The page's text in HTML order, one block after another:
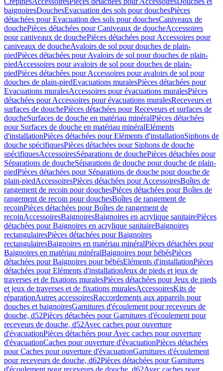
baignoiresDouchesEvacuation des sols pour douchesPièces
détachées pour Evacuation des sols pour douchesCaniveaux de
douchePièces détachées pour Caniveaux de doucheAccessoires
pour caniveaux de douchePièces détachées pour Accessoires pour
caniveaux de doucheAvaloirs de sol pour douches de plain-
piedPièces détachées pour Avaloirs de sol pour douches de plain-
piedAccessoires pour avaloirs de sol pour douches de plain-
piedPièces détachées pour Accessoires pour avaloirs de sol pour
douches de plain-piedEvacuations muralesPièces détachées pour
Evacuations muralesAccessoires pour évacuations muralesPièces
détachées pour Accessoires pour évacuations muralesReceveurs et
surfaces de douchePièces détachées pour Receveurs et surfaces de
doucheSurfaces de douche en matériau minéralPièces détachées
pour Surfaces de douche en matériau minéralEléments
d'installationPièces détachées pour Eléments d'installationSiphons de
douche spécifiquesPièces détachées pour Siphons de douche
spécifiquesAccessoiresSéparations de douchePièces détachées pour
Séparations de doucheSéparations de douche pour douche de plain-
piedPièces détachées pour Séparations de douche pour douche de
plain-piedAccessoiresPièces détachées pour AccessoiresBoîtes de
rangement de recoin pour douchesPièces détachées pour Boîtes de
rangement de recoin pour douchesBoîtes de rangement de
recoinPièces détachées pour Boîtes de rangement de
recoinAccessoiresBaignoiresBaignoires en acrylique sanitairePièces
détachées pour Baignoires en acrylique sanitaireBaignoires
rectangulairesPièces détachées pour Baignoires
rectangulairesBaignoires en matériau minéralPièces détachées pour
Baignoires en matériau minéralBaignoires pour bébésPièces
détachées pour Baignoires pour bébésEléments d'installationPièces
détachées pour Eléments d'installationJeux de pieds et jeux de
traverses et de fixations muralesPièces détachées pour Jeux de pieds
et jeux de traverses et de fixations muralesAccessoiresKits de
réparationAutres accessoiresRaccordements aux appareils pour
douches et baignoiresGarnitures d'écoulement pour receveurs de
douche, d52Pièces détachées pour Garnitures d'écoulement pour
receveurs de douche, d52Avec caches pour ouverture
d'évacuationPièces détachées pour Avec caches pour ouverture
d'évacuationCaches pour ouverture d'évacuationPièces détachées
pour Caches pour ouverture d'évacuationGarnitures d'écoulement
pour receveurs de douche, d62Pièces détachées pour Garnitures
d'écoulement pour receveurs de douche, d62Avec caches pour